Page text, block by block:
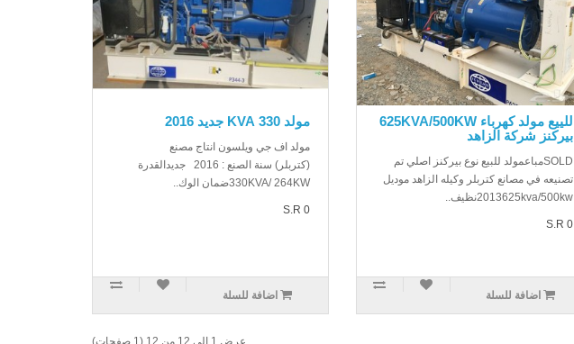
للييع مولد كهرباء 625KVA/500KW
بيركنز شركة الزاهد
SOLDمباعمولد للبيع نوع بيركنز اصلي تم
تصنيعه في مصانع كتربلر وكيله الزاهد موديل
2013625kva/500kwنظيف..
S.R 0
اضافة للسلة
مولد 330 KVA جديد 2016
مولد اف جي ويلسون انتاج مصنع
(كتربلر) سنة الصنع : 2016 جديدالقدرة
330KVA/ 264KWضمان الوك..
S.R 0
اضافة للسلة
عرض 1 الى 12 من 12 (1 صفحات)